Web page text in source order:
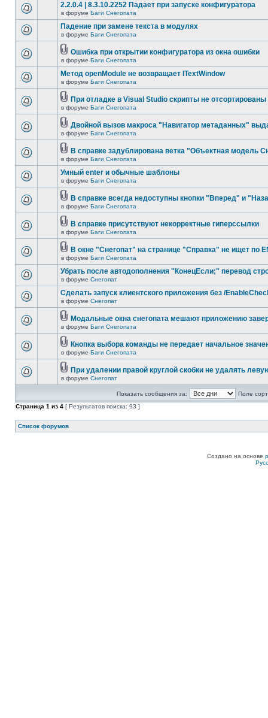
2.2.0.4 | 8.3.10.2252 Падает при запуске конфигуратора
в форуме Баги Снегопата
Падение при замене текста в модулях
в форуме Баги Снегопата
Ошибка при открытии конфигуратора из окна ошибки
в форуме Баги Снегопата
Метод openModule не возвращает ITextWindow
в форуме Баги Снегопата
При отладке в Visual Studio скрипты не отсортированы
в форуме Баги Снегопата
Двойной вызов макроса "Навигатор метаданных"
в форуме Баги Снегопата
В справке задублирована ветка "Объектная модель
в форуме Баги Снегопата
Умный enter и обычные шаблоны
в форуме Баги Снегопата
В справке всегда недоступны кнопки "Вперед" и
в форуме Баги Снегопата
В справке присутствуют некорректные гиперссылки
в форуме Баги Снегопата
В окне "Снегопат" на странице "Справка" не ищет по
в форуме Баги Снегопата
Убрать после автодополнения "КонецЕсли;" перевод
в форуме Снегопат
Cделать запуск клиентского приложения без /
в форуме Снегопат
Модальные окна снегопата мешают приложению
в форуме Баги Снегопата
Кнопка выбора команды не передает начальное
в форуме Баги Снегопата
При удалении правой круглой скобки не удалять
в форуме Снегопат
Показать сообщения за:
Поле
Страница 1 из 4 [ Результатов поиска: 93 ]
Список форумов
Создано на основе